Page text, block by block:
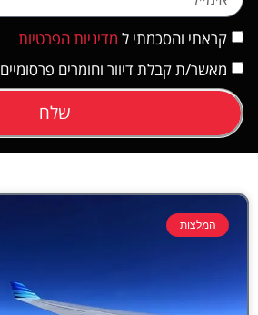
קראתי והסכמתי ל מדיניות הפרטיות
מאשר/ת קבלת דיוור וחומרים פרסומיים
שלח
המלצות